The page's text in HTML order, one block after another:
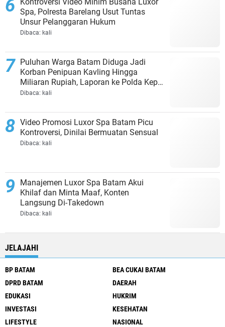
Kontroversi Video Minim Busana Luxor
Spa, Polresta Barelang Usut Tuntas
Unsur Pelanggaran Hukum
Dibaca: kali
Puluhan Warga Batam Diduga Jadi
Korban Penipuan Kavling Hingga
Miliaran Rupiah, Laporan ke Polda Kepri
Jalan di Tempat?
Dibaca: kali
Video Promosi Luxor Spa Batam Picu
Kontroversi, Dinilai Bermuatan Sensual
Dibaca: kali
Manajemen Luxor Spa Batam Akui
Khilaf dan Minta Maaf, Konten
Langsung Di-Takedown
Dibaca: kali
JELAJAHI
BP BATAM
BEA CUKAI BATAM
DPRD BATAM
DAERAH
EDUKASI
HUKRIM
INVESTASI
KESEHATAN
LIFESTYLE
NASIONAL